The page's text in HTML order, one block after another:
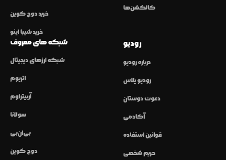
خرید دوج کوین
خرید شیبا اینو
کالکشن‌ها
شبکه های معروف
شبکه ارزهای دیجیتال
اتریوم
آربیتراوم
سولانا
بی‌ان‌بی
دوج کوین
رودیو
درباره رودیو
رودیو پلاس
دعوت دوستان
آکادمی
قوانین استفاده
حریم شخصی